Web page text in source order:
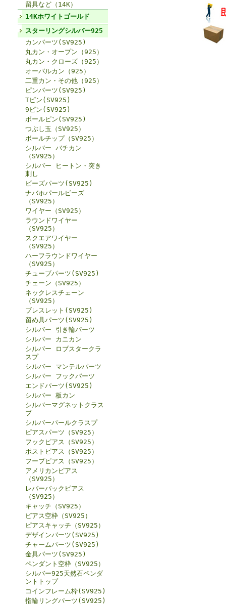
留具など（14K）
14Kホワイトゴールド
スターリングシルバー925
カンパーツ(SV925)
丸カン・オープン（925）
丸カン・クローズ（925）
オーバルカン（925）
二重カン・その他（925）
ピンパーツ(SV925)
Tピン(SV925)
9ピン(SV925)
ボールピン(SV925)
つぶし玉（SV925）
ボールチップ（SV925）
シルバー バチカン
（SV925）
シルバー ヒートン・突き
刺し
ビーズパーツ(SV925)
ナバホパールビーズ
（SV925）
ワイヤー（SV925）
ラウンドワイヤー
（SV925）
スクエアワイヤー
（SV925）
ハーフラウンドワイヤー
（SV925）
チューブパーツ(SV925)
チェーン（SV925）
ネックレスチェーン
（SV925）
ブレスレット(SV925)
留め具パーツ(SV925)
シルバー 引き輪パーツ
シルバー カニカン
シルバー ロブスタークラ
スプ
シルバー マンテルパーツ
シルバー フックパーツ
エンドパーツ(SV925)
シルバー 板カン
シルバーマグネットクラス
プ
シルバーパールクラスプ
ピアスパーツ（SV925）
フックピアス（SV925）
ポストピアス（SV925）
フープピアス（SV925）
アメリカンピアス
（SV925）
レバーバックピアス
（SV925）
キャッチ（SV925）
ピアス空枠（SV925）
ピアスキャッチ（SV925）
デザインパーツ(SV925)
チャームパーツ(SV925)
金具パーツ(SV925)
ペンダント空枠（SV925）
シルバー925天然石ペンダ
ントトップ
コインフレーム枠(SV925)
指輪リングパーツ(SV925)